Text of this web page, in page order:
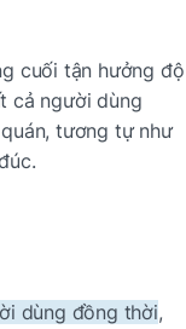
cuối tận hưởng độ
cả người dùng
tương tự như
dùng đồng thời,